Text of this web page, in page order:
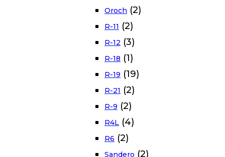
Oroch (2)
R-11 (2)
R-12 (3)
R-18 (1)
R-19 (19)
R-21 (2)
R-9 (2)
R4L (4)
R6 (2)
Sandero (2)